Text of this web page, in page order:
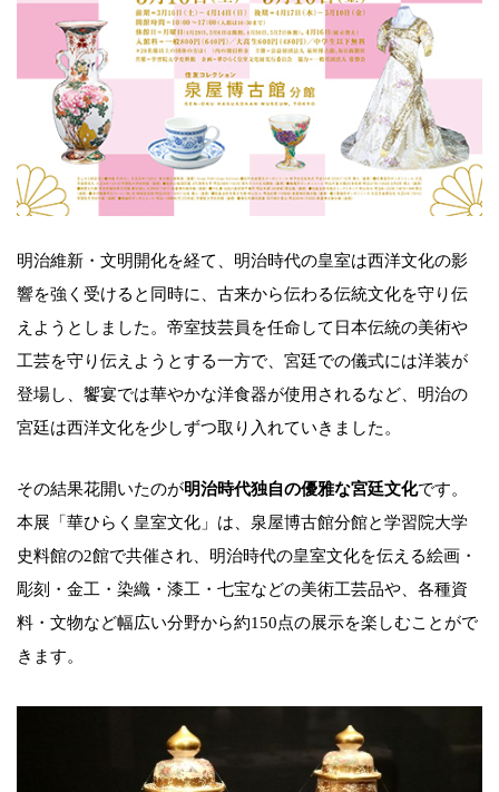
明治維新・文明開化を経て、明治時代の皇室は西洋文化の影
響を強く受けると同時に、古来から伝わる伝統文化を守り伝
えようとしました。帝室技芸員を任命して日本伝統の美術や
工芸を守り伝えようとする一方で、宮廷での儀式には洋装が
登場し、饗宴では華やかな洋食器が使用されるなど、明治の
宮廷は西洋文化を少しずつ取り入れていきました。
その結果花開いたのが明治時代独自の優雅な宮廷文化です。
本展「華ひらく皇室文化」は、泉屋博古館分館と学習院大学
史料館の2館で共催され、明治時代の皇室文化を伝える絵画・
彫刻・金工・染織・漆工・七宝などの美術工芸品や、各種資
料・文物など幅広い分野から約150点の展示を楽しむことがで
きます。